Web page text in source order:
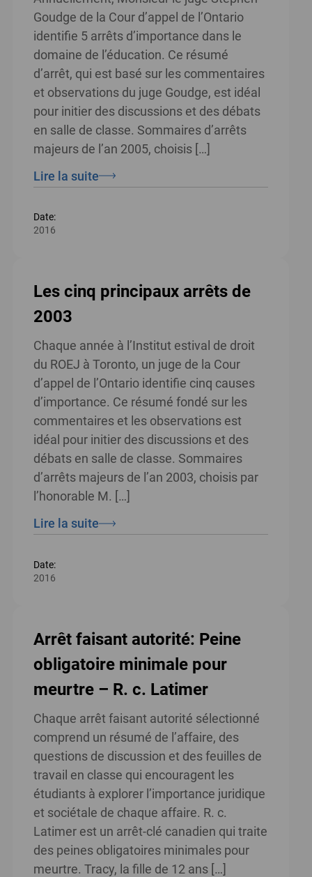
Goudge de la Cour d’appel de l’Ontario
identifie 5 arrêts d’importance dans le
domaine de l’éducation. Ce résumé
d’arrêt, qui est basé sur les commentaires
et observations du juge Goudge, est idéal
pour initier des discussions et des débats
en salle de classe. Sommaires d’arrêts
majeurs de l’an 2005, choisis […]
Lire la suite
Date:
2016
Les cinq principaux arrêts de
2003
Chaque année à l’Institut estival de droit
du ROEJ à Toronto, un juge de la Cour
d’appel de l’Ontario identifie cinq causes
d’importance. Ce résumé fondé sur les
commentaires et les observations est
idéal pour initier des discussions et des
débats en salle de classe. Sommaires
d’arrêts majeurs de l’an 2003, choisis par
l’honorable M. […]
Lire la suite
Date:
2016
Arrêt faisant autorité: Peine
obligatoire minimale pour
meurtre – R. c. Latimer
Chaque arrêt faisant autorité sélectionné
comprend un résumé de l’affaire, des
questions de discussion et des feuilles de
travail en classe qui encouragent les
étudiants à explorer l’importance juridique
et sociétale de chaque affaire. R. c.
Latimer est un arrêt-clé canadien qui traite
des peines obligatoires minimales pour
meurtre. Tracy, la fille de 12 ans […]